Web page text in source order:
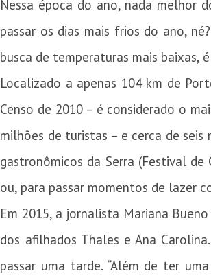
Nessa época do ano, nada melhor
passar os dias mais frios do ano,
busca de temperaturas mais baixas,
Localizado a apenas 104 km de
Censo de 2010 – é considerado o
milhões de turistas – e cerca de
gastronômicos da Serra (Festival
ou, para passar momentos de lazer
Em 2015, a jornalista Mariana
dos afilhados Thales e Ana
passar uma tarde. “Além de ter